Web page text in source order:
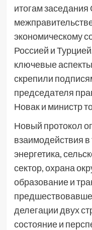
итогам
экономическому
Россией и
ключевые
скрепили
председателя
Новак и министр
Новый протокол
взаимодействия в
энергетика,
сектор, охрана
образование и
делегации двух
состояние и